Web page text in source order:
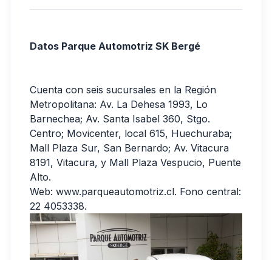
Datos Parque Automotriz SK Bergé
Cuenta con seis sucursales en la Región
Metropolitana: Av. La Dehesa 1993, Lo
Barnechea; Av. Santa Isabel 360, Stgo.
Centro; Movicenter, local 615, Huechuraba;
Mall Plaza Sur, San Bernardo; Av. Vitacura
8191, Vitacura, y Mall Plaza Vespucio, Puente
Alto.
Web: www.parqueautomotriz.cl. Fono central:
22 4053338.